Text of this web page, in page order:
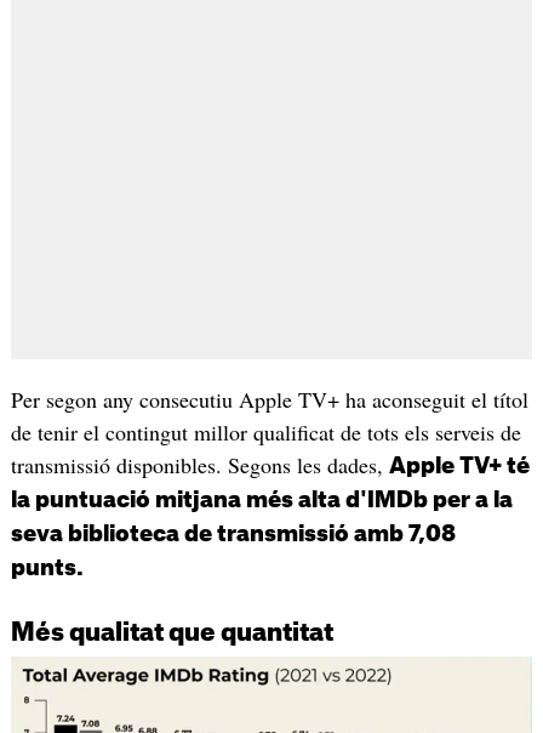
Per segon any consecutiu Apple TV+ ha aconseguit el títol
de tenir el contingut millor qualificat de tots els serveis de
transmissió disponibles. Segons les dades, Apple TV+ té
la puntuació mitjana més alta d'IMDb per a la
seva biblioteca de transmissió amb 7,08
punts.
Més qualitat que quantitat